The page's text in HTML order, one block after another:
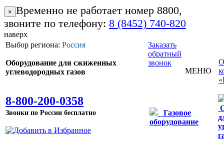
× Временно не работает номер 8800,
звоните по телефону: 8 (8452) 740-820
наверх
Выбор региона: Россия
Оборудование для сжиженных
углеводородных газов
8-800-200-0358
Звонки по России бесплатно
Заказать
обратный
звонок
МЕНЮ
О
Газовое
оборудование